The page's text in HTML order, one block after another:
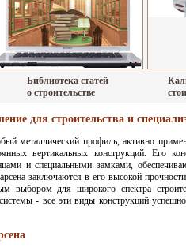
Библиотека статей
о строительстве
для строительства и
металлический профиль, активно
вертикальных конструкций. Его
и специальными замками,
заключаются в его высокой
выбором для широкого спектра
- все эти виды конструкций